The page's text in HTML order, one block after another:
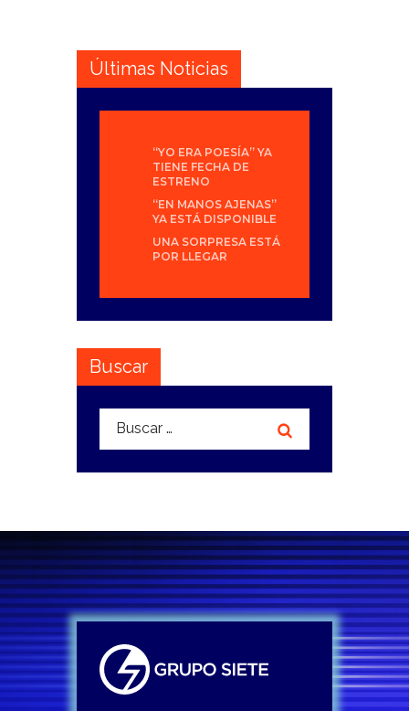
Últimas Noticias
“YO ERA POESÍA” YA
TIENE FECHA DE
ESTRENO
“EN MANOS AJENAS”
YA ESTÁ DISPONIBLE
UNA SORPRESA ESTÁ
POR LLEGAR
Buscar
Buscar: